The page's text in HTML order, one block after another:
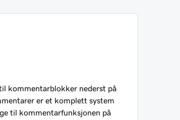
kommentarblokker nederst på
er et komplett system
til kommentarfunksjonen på